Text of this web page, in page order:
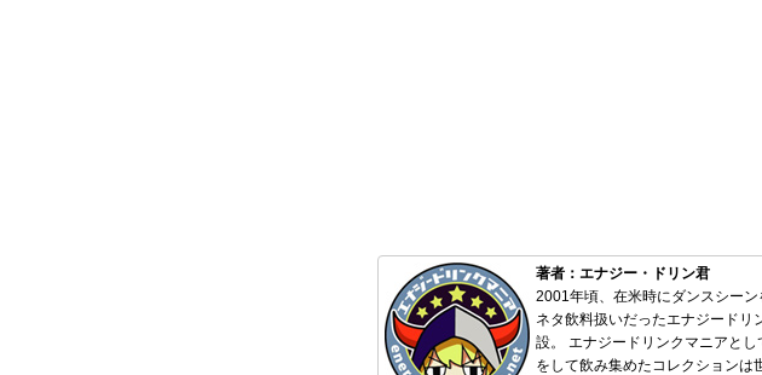
著者：エナジー・ドリン君
2001年頃、在米時にダンスシー
ネタ飲料扱いだったエナジード
設。 エナジードリンクマニアと
をして飲み集めたコレクションは